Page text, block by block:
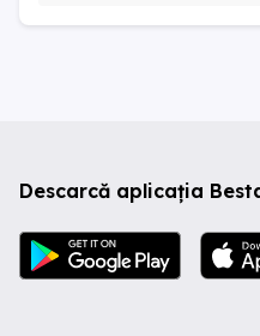
Descarcă aplicația